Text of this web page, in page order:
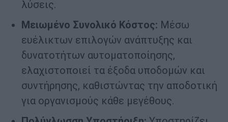
λύσεις.
Μειωμένο Συνολικό Κόστος: Μέσω
ευέλικτων επιλογών ανάπτυξης και
δυνατοτήτων αυτοματοποίησης,
ελαχιστοποιεί τα έξοδα υποδομών και
συντήρησης, καθιστώντας την αποδοτική
για οργανισμούς κάθε μεγέθους.